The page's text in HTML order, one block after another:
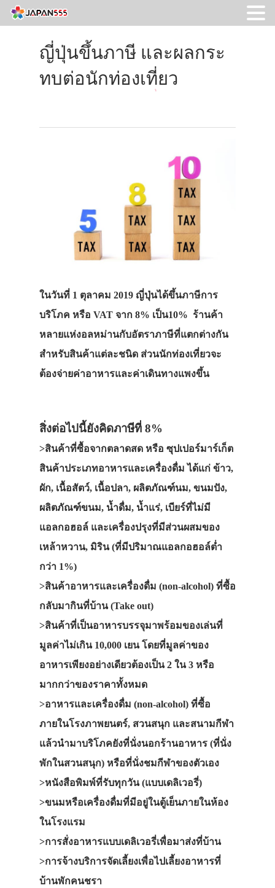
ญี่ปุ่นขึ้นภาษี และผลกระ
ทบต่อนักท่องเที่ยว
ในวันที่ 1 ตุลาคม 2019 ญี่ปุ่นได้ขึ้นภาษีการ
บริโภค หรือ VAT จาก 8% เป็น10% ร้านค้า
หลายแห่งอลหม่านกับอัตราภาษีที่แตกต่างกัน
สำหรับสินค้าแต่ละชนิด ส่วนนักท่องเที่ยวจะ
ต้องจ่ายค่าอาหารและค่าเดินทางแพงขึ้น
สิ่งต่อไปนี้ยังคิดภาษีที่ 8%
>สินค้าที่ซื้อจากตลาดสด หรือ ซุปเปอร์มาร์เก็ต
สินค้าประเภทอาหารและเครื่องดื่ม ได้แก่ ข้าว,
ผัก, เนื้อสัตว์, เนื้อปลา, ผลิตภัณฑ์นม, ขนมปัง,
ผลิตภัณฑ์ขนม, น้ำดื่ม, น้ำแร่, เบียร์ที่ไม่มี
แอลกอฮอล์ และเครื่องปรุงที่มีส่วนผสมของ
เหล้าหวาน, มิริน (ที่มีปริมาณแอลกอฮอล์ต่ำ
กว่า 1%)
>สินค้าอาหารและเครื่องดื่ม (non-alcohol) ที่ซื้อ
กลับมากินที่บ้าน (Take out)
>สินค้าที่เป็นอาหารบรรจุมาพร้อมของเล่นที่
มูลค่าไม่เกิน 10,000 เยน โดยที่มูลค่าของ
อาหารเพียงอย่างเดียวต้องเป็น 2 ใน 3 หรือ
มากกว่าของราคาทั้งหมด
>อาหารและเครื่องดื่ม (non-alcohol) ที่ซื้อ
ภายในโรงภาพยนตร์, สวนสนุก และสนามกีฬา
แล้วนำมาบริโภคยังที่นั่งนอกร้านอาหาร (ที่นั่ง
พักในสวนสนุก) หรือที่นั่งชมกีฬาของตัวเอง
>หนังสือพิมพ์ที่รับทุกวัน (แบบเดลิเวอรี่)
>ขนมหรือเครื่องดื่มที่มีอยู่ในตู้เย็นภายในห้อง
ในโรงแรม
>การสั่งอาหารแบบเดลิเวอรี่เพื่อมาส่งที่บ้าน
>การจ้างบริการจัดเลี้ยงเพื่อไปเลี้ยงอาหารที่
บ้านพักคนชรา